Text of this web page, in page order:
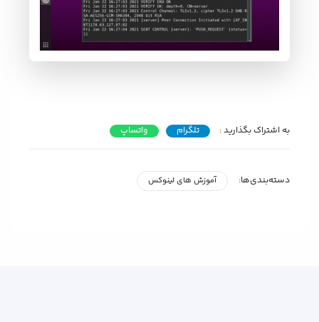
به اشتراک بگذارید : تلگرام واتساپ
دسته‌بندی‌ها: آموزش های لینوکس